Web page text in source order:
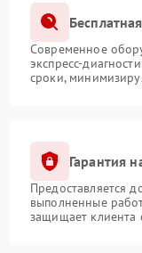
Современное
экспресс-
сроки,
Гарантия
Предоставляется
выполненные
защищает клиента